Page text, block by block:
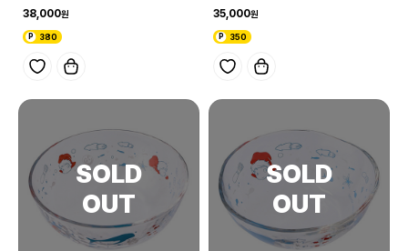
38,000
380
35,000
350